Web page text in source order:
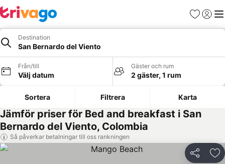
Favoriter
Logga
Destination
San Bernardo del Viento
Från/till
Välj datum
Gäster och rum
2 gäster, 1 rum
Sortera Filtrera Karta
Jämför priser för Bed and breakfast i San
Bernardo del Viento, Colombia
Så påverkar betalningar till oss rankningen
Dela